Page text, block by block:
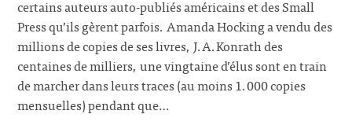
certains auteurs auto-publiés américains et des Small
Press qu’ils gèrent parfois. Amanda Hocking a vendu des
millions de copies de ses livres, J.A.Konrath des
centaines de milliers, une vingtaine d’élus sont en train
de marcher dans leurs traces (au moins 1.000 copies
mensuelles) pendant que…